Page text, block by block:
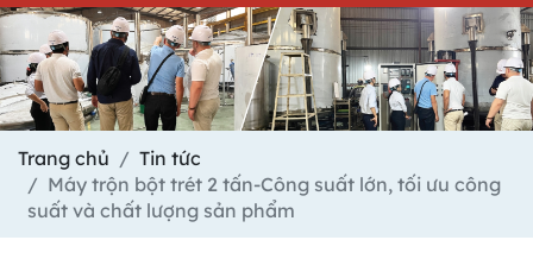
Trang chủ
Tin tức
Máy trộn bột trét 2 tấn-Công suất lớn, tối ưu công
suất và chất lượng sản phẩm